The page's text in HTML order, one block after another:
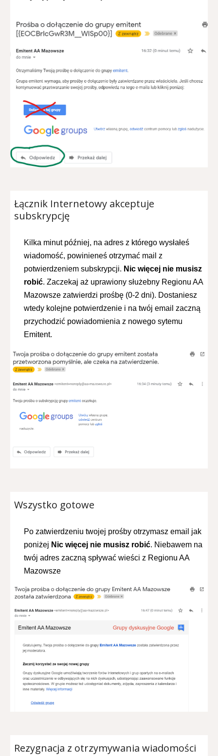
Łącznik Internetowy akceptuje
subskrypcję
Kilka minut później, na adres z którego wysłałeś
wiadomość, powinieneś otrzymać mailz
potwierdzeniem subskrypcji. Nic więcej nie musisz
robić. Zaczekaj aż uprawiony służebny Regionu AA
Mazowsze zatwierdzi prośbę (0-2 dni). Dostaniesz
wtedy kolejne potwierdzenie i na twój email zaczną
przychodzić powiadomienia z nowego sytemu
Emitent.
Wszystko gotowe
Po zatwierdzeniu twojej prośby otrzymasz email jak
poniżej Nic więcej nie musisz robić. Niebawem na
twój adres zaczną spływać wieści z Regionu AA
Mazowsze
Rezygnacja z otrzymywania wiadomości